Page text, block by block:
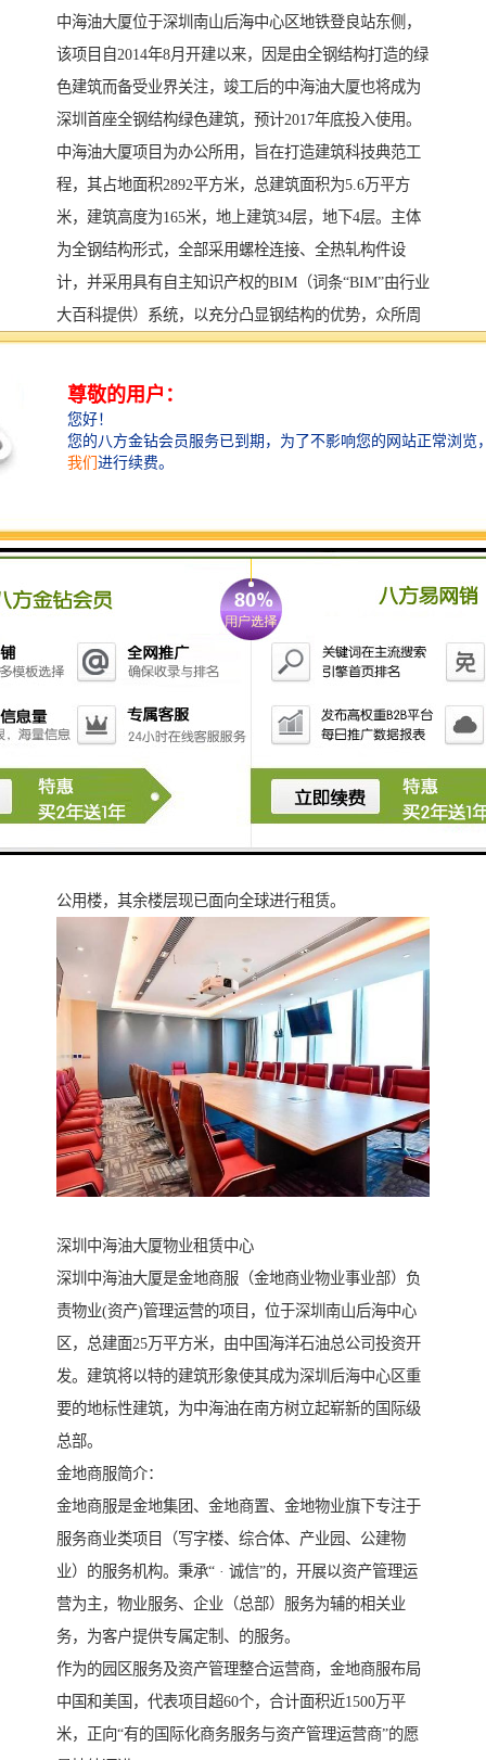
中海油大厦位于深圳南山后海中心区地铁登良站东侧，
该项目自2014年8月开建以来，因是由全钢结构打造的绿
色建筑而备受业界关注，竣工后的中海油大厦也将成为
深圳首座全钢结构绿色建筑，预计2017年底投入使用。
中海油大厦项目为办公所用，旨在打造建筑科技典范工
程，其占地面积2892平方米，总建筑面积为5.6万平方
米，建筑高度为165米，地上建筑34层，地下4层。主体
为全钢结构形式，全部采用螺栓连接、全热轧构件设
计，并采用具有自主知识产权的BIM（词条“BIM”由行业
大百科提供）系统，以充分凸显钢结构的优势，众所周
知，钢结构建筑的优势明显，钢结构具有自重轻、延性
好、抗震性好、工业化程度高等特优势而受到市场青
睐，并得以广泛应用。该项目构件类型多采用H型、箱
型结构，建筑总用钢量达到11000吨，其设计特点充分发
（词条“建材”由行业大百科提供）损耗，全螺栓连接可
加快施工速度;此外，该大厦工业化生产的构件还可以回
收重复利用，能够使建筑在整个生命周期中减少约20%
的二氧化碳排放量;全钢结构、全螺栓、全热轧构件的建
筑形式使得整个工程作业效率更高，质量安全更加可
控，环境污染也更小。
此外，中海油大厦还综合运用包括Low-E中空（词条“中
空”由行业大百科提供）玻璃幕墙、多晶硅光伏发电等在
内的数十项绿色产品科技，该大厦是代表深圳市参加“第
公用楼，其余楼层现已面向全球进行租赁。
深圳中海油大厦物业租赁中心
深圳中海油大厦是金地商服（金地商业物业事业部）负
责物业(资产)管理运营的项目，位于深圳南山后海中心
区，总建面25万平方米，由中国海洋石油总公司投资开
发。建筑将以特的建筑形象使其成为深圳后海中心区重
要的地标性建筑，为中海油在南方树立起崭新的国际级
总部。
金地商服简介：
金地商服是金地集团、金地商置、金地物业旗下专注于
服务商业类项目（写字楼、综合体、产业园、公建物
业）的服务机构。秉承“ · 诚信”的，开展以资产管理运
营为主，物业服务、企业（总部）服务为辅的相关业
务，为客户提供专属定制、的服务。
作为的园区服务及资产管理整合运营商，金地商服布局
中国和美国，代表项目超60个，合计面积近1500万平
米，正向“有的国际化商务服务与资产管理运营商”的愿